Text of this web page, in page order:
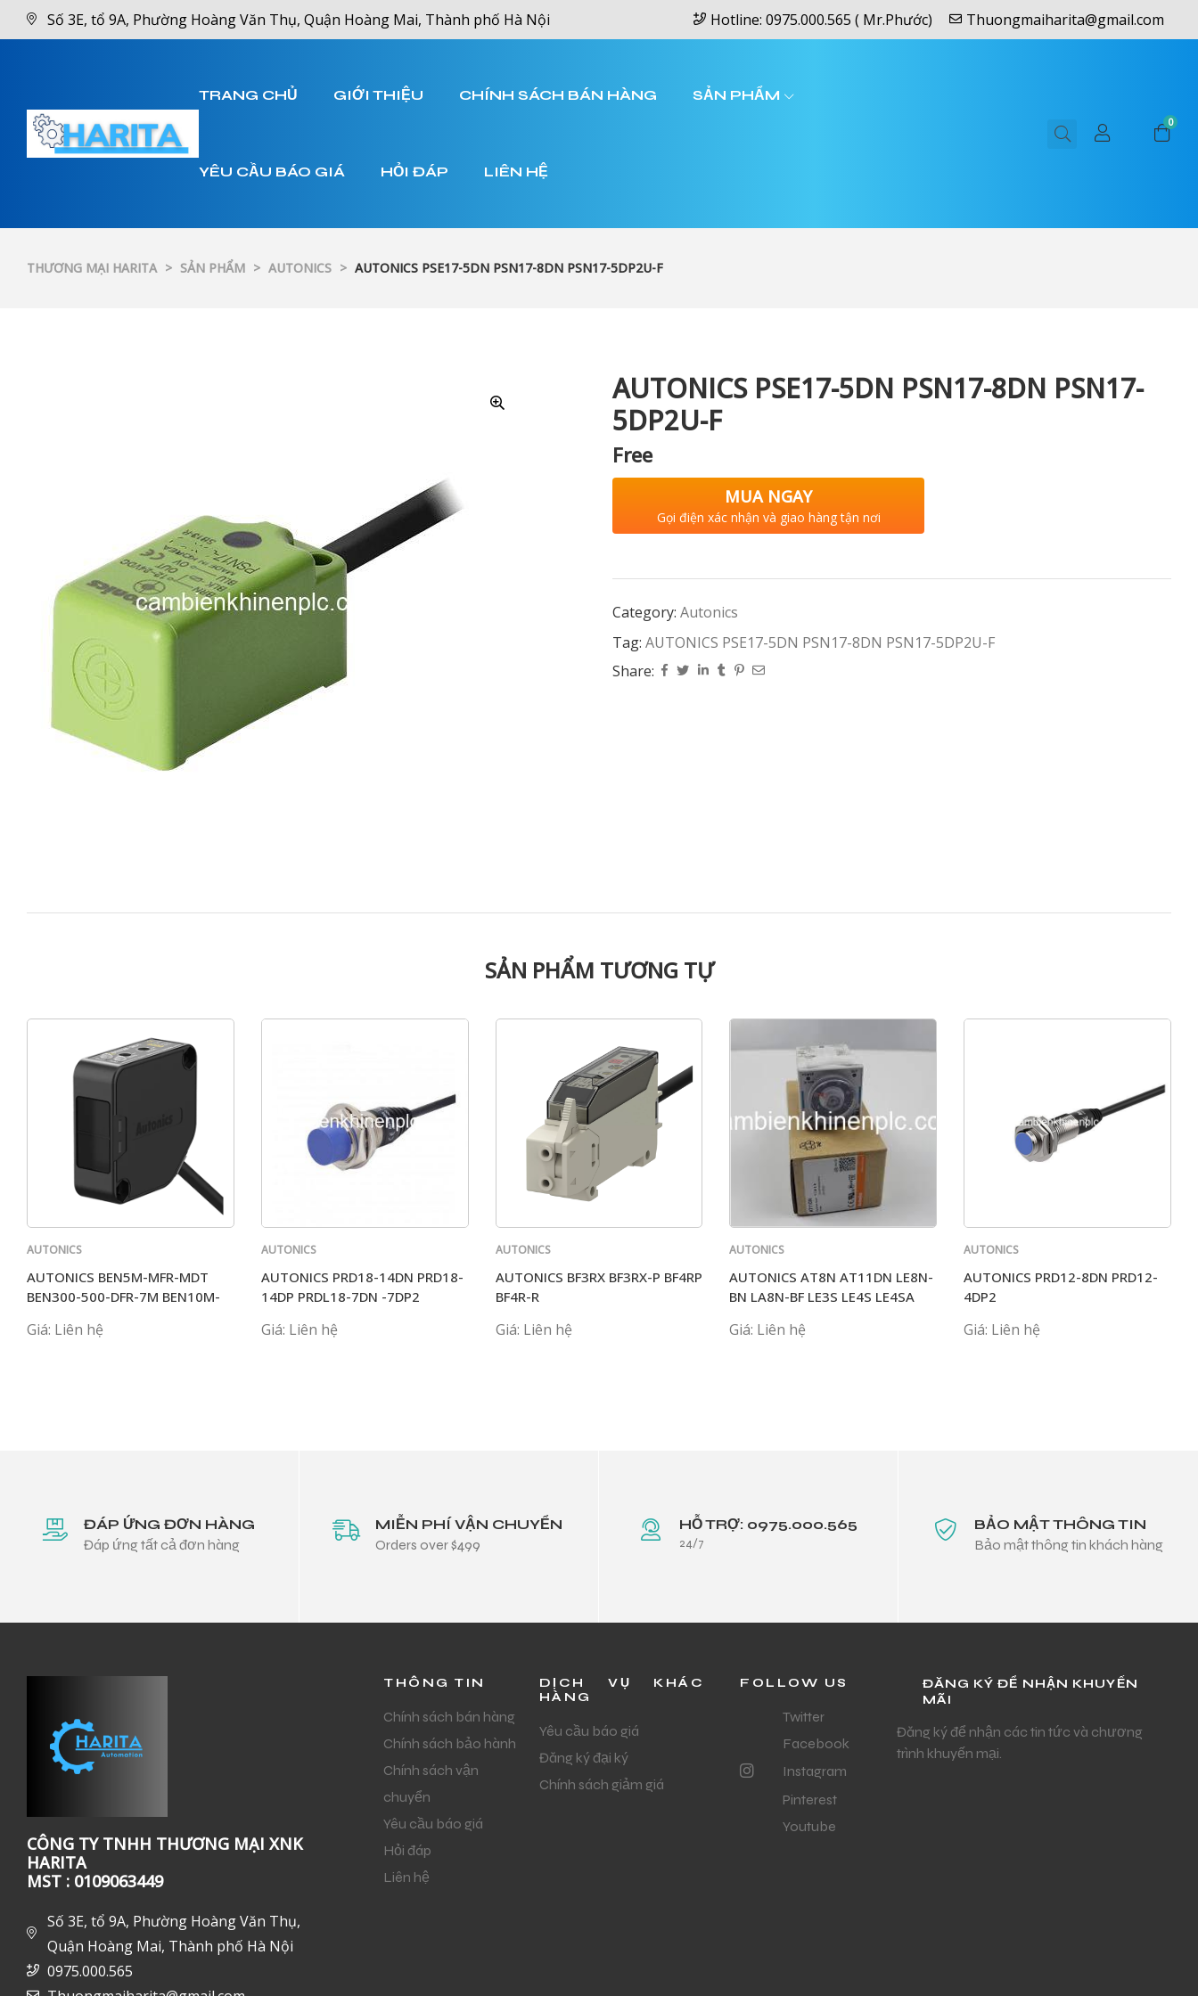
Số 3E, tổ 9A, Phường Hoàng Văn Thụ, Quận Hoàng Mai, Thành phố Hà Nội Hotline: 0975.000.565 ( Mr.Phước) Thuongmaiharita@gmail.com
TRANG CHỦ GIỚI THIỆU CHÍNH SÁCH BÁN HÀNG SẢN PHẨM
YÊU CẦU BÁO GIÁ HỎI ĐÁP LIÊN HỆ
0
THƯƠNG MẠI HARITA > SẢN PHẨM > AUTONICS > AUTONICS PSE17-5DN PSN17-8DN PSN17-5DP2U-F
AUTONICS PSE17-5DN PSN17-8DN PSN17-
5DP2U-F
Free
MUA NGAY
Gọi điện xác nhận và giao hàng tận nơi
Category: Autonics
Tag: AUTONICS PSE17-5DN PSN17-8DN PSN17-5DP2U-F
Share:
SẢN PHẨM TƯƠNG TỰ
AUTONICS
AUTONICS BEN5M-MFR-MDT
BEN300-500-DFR-7M BEN10M-
Giá: Liên hệ
AUTONICS
AUTONICS PRD18-14DN PRD18-
14DP PRDL18-7DN -7DP2
Giá: Liên hệ
AUTONICS
AUTONICS BF3RX BF3RX-P BF4RP
BF4R-R
Giá: Liên hệ
AUTONICS
AUTONICS AT8N AT11DN LE8N-
BN LA8N-BF LE3S LE4S LE4SA
Giá: Liên hệ
AUTONICS
AUTONICS PRD12-8DN PRD12-
4DP2
Giá: Liên hệ
ĐÁP ỨNG ĐƠN HÀNG
Đáp ứng tất cả đơn hàng
MIỄN PHÍ VẬN CHUYỂN
Orders over $499
HỖ TRỢ: 0975.000.565
24/7
BẢO MẬT THÔNG TIN
Bảo mật thông tin khách hàng
CÔNG TY TNHH THƯƠNG MẠI XNK
HARITA
MST : 0109063449
Số 3E, tổ 9A, Phường Hoàng Văn Thụ,
Quận Hoàng Mai, Thành phố Hà Nội
0975.000.565
THÔNG TIN
Chính sách bán hàng
Chính sách bảo hành
Chính sách vận
chuyển
Yêu cầu báo giá
Hỏi đáp
Liên hệ
DỊCH VỤ KHÁC
HÀNG
Yêu cầu báo giá
Đăng ký đại ký
Chính sách giảm giá
FOLLOW US
Twitter
Facebook
Instagram
Pinterest
Youtube
ĐĂNG KÝ ĐỂ NHẬN KHUYẾN
MÃI
Đăng ký để nhận các tin tức và chương
trình khuyến mại.